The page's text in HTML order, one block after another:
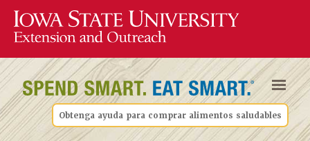
Obtenga ayuda para comprar alimentos saludables